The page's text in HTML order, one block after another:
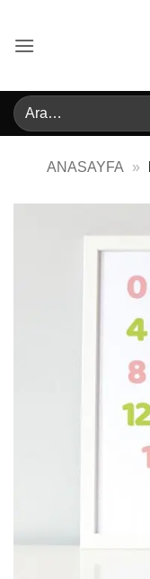
Ara:
ANASAYFA »